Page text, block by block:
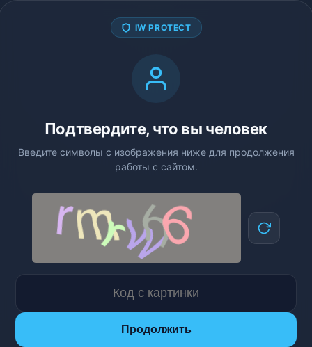
IW PROTECT
Подтвердите, что вы человек
Введите символы с изображения ниже для продолжения
работы с сайтом.
Продолжить